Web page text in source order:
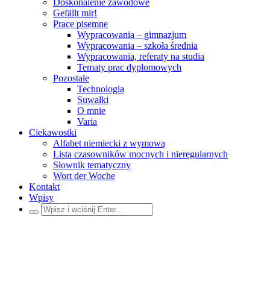
Gefällt mir!
Prace pisemne
Wypracowania – gimnazjum
Wypracowania – szkoła średnia
Wypracowania, referaty na studia
Tematy prac dyplomowych
Pozostałe
Technologia
Suwałki
O mnie
Varia
Ciekawostki
Alfabet niemiecki z wymową
Lista czasowników mocnych i nieregularnych
Słownik tematyczny
Wort der Woche
Kontakt
Wpisy